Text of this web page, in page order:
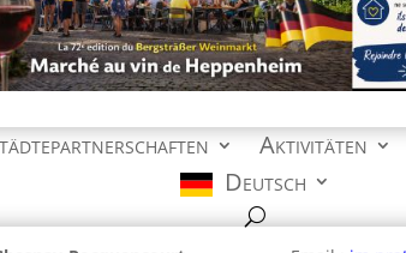
Aktivitäten
Deutsch